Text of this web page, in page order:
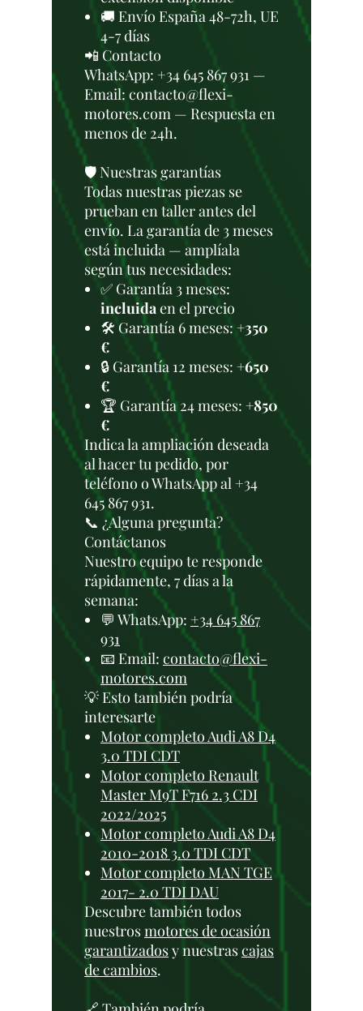
🚚 Envío España 48-72h, UE
4-7 días
📲 Contacto
WhatsApp: +34 645 867 931 —
Email: contacto@flexi-
motores.com — Respuesta en
menos de 24h.
🛡️ Nuestras garantías
Todas nuestras piezas se
prueban en taller antes del
envío. La garantía de 3 meses
está incluida — amplíala
según tus necesidades:
✅ Garantía 3 meses:
incluidaen el precio
🛠️ Garantía 6 meses:+350
€
🔒 Garantía 12 meses: +650
€
🏆 Garantía 24 meses: +850
€
Indica la ampliación deseada
al hacer tu pedido, por
teléfono o WhatsApp al +34
645 867 931.
📞 ¿Alguna pregunta?
Contáctanos
Nuestro equipo te responde
rápidamente, 7 días a la
semana:
💬 WhatsApp: +34 645 867
931
📧 Email: contacto@flexi-
motores.com
💡 Esto también podría
interesarte
Motor completo Audi A8 D4
3.0 TDI CDT
Motor completo Renault
Master M9T F716 2.3 CDI
2022/2025
Motor completo Audi A8 D4
2010-2018 3.0 TDI CDT
Motor completo MAN TGE
2017- 2.0 TDI DAU
Descubre también todos
nuestrosmotores de ocasión
garantizadosy nuestrascajas
de cambios.